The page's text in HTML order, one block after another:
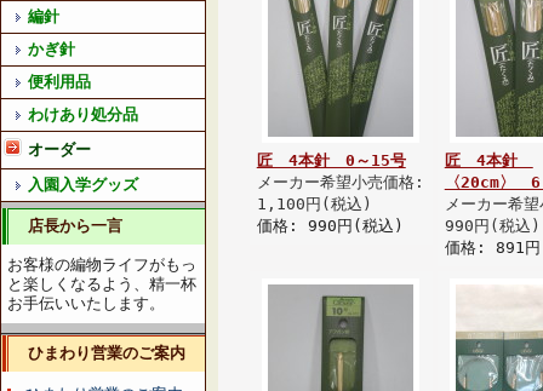
編針
かぎ針
便利用品
わけあり処分品
オーダー
入園入学グッズ
店長から一言
お客様の編物ライフがもっ
と楽しくなるよう、精一杯
お手伝いいたします。
ひまわり営業のご案内
匠 4本針 0～15号
メーカー希望小売価格:
1,100円(税込)
価格: 990円(税込)
匠 4本針
〈20cm〉
メーカー希
990円(税込)
価格: 891